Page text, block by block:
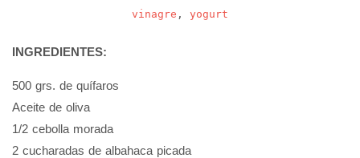
vinagre , yogurt
INGREDIENTES:
500 grs. de quífaros
Aceite de oliva
1/2 cebolla morada
2 cucharadas de albahaca picada